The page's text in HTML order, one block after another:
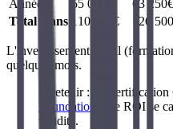
Année 2 55 000€ 63 250€
Total 2 ans
110 000€ 126
L'investissement initial
quelques mois.
À retenir : La
Foundation
). Le ROI se
validité.